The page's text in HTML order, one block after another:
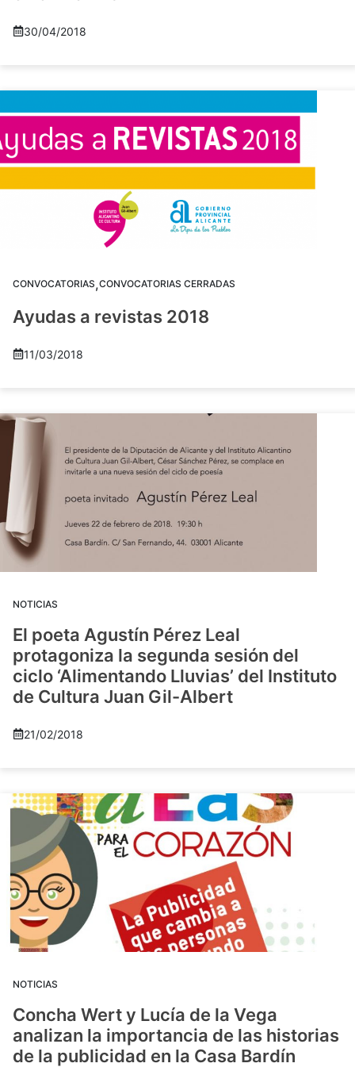
30/04/2018
CONVOCATORIAS,CONVOCATORIAS CERRADAS
Ayudas a revistas 2018
11/03/2018
NOTICIAS
El poeta Agustín Pérez Leal
protagoniza la segunda sesión del
ciclo ‘Alimentando Lluvias’ del Instituto
de Cultura Juan Gil-Albert
21/02/2018
NOTICIAS
Concha Wert y Lucía de la Vega
analizan la importancia de las historias
de la publicidad en la Casa Bardín